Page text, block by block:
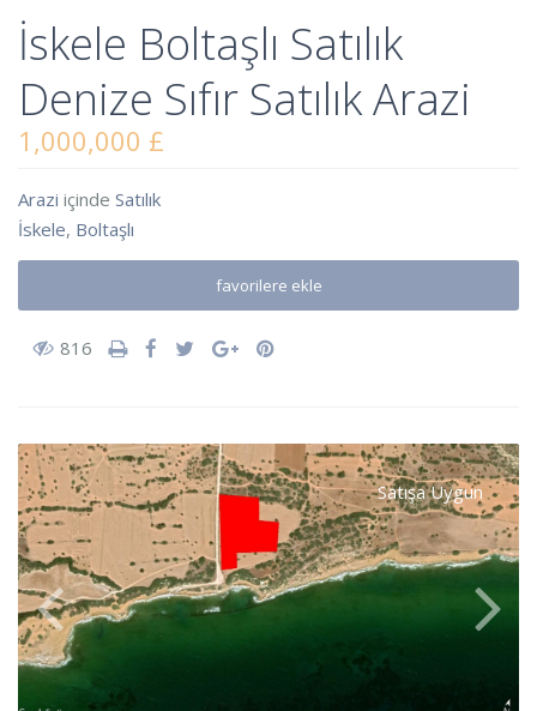
İskele Boltaşlı Satılık
Denize Sıfır Satılık Arazi
1,000,000 £
Arazi içinde Satılık
İskele, Boltaşlı
favorilere ekle
816
Satışa Uygun